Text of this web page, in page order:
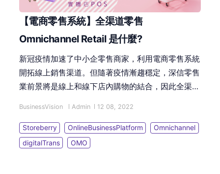
【電商零售系統】全渠道零售
Omnichannel Retail 是什麼?
新冠疫情加速了中小企零售商家，利用電商零售系統
開拓線上銷售渠道。但隨著疫情漸趨穩定，深信零售
業前景將是線上和線下店內購物的結合，因此全渠道
BusinessVision Admin 12 08, 2022
Storeberry OnlineBusinessPlatform
Omnichannel
digitalTrans
OMO